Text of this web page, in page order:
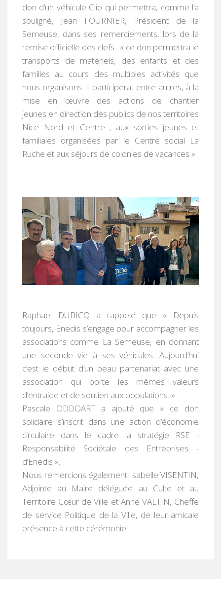
don d’un véhicule Clio qui permettra, comme l’a
souligné, Jean FOURNIER, Président de la
Semeuse, dans ses remerciements, lors de la
remise officielle des clefs : « ce don permettra le
transports de matériels, des enfants et des
familles au cours des multiples activités que
nous organisons. Il participera, entre autres, à la
mise en œuvre des actions de chantier
jeunes en direction des publics de nos territoires
Nice Nord et Centre ; aux sorties jeunes et
familiales organisées par le Centre social La
Ruche et aux séjours de colonies de vacances ».
Raphael DUBICQ a rappelé que « Depuis
toujours, Enedis s’engage pour accompagner les
associations comme La Semeuse, en donnant
une seconde vie à ses véhicules. Aujourd’hui
c’est le début d’un beau partenariat avec une
association qui porte les mêmes valeurs
d’entraide et de soutien aux populations. »
Pascale ODDOART a ajouté que « ce don
solidaire s’inscrit dans une action d’économie
circulaire dans le cadre la stratégie RSE -
Responsabilité Sociétale des Entreprises -
d’Enedis ».
Nous remercions également Isabelle VISENTIN,
Adjointe au Maire déléguée au Culte et au
Territoire Cœur de Ville et Anne VALTIN, Cheffe
de service Politique de la Ville, de leur amicale
présence à cette cérémonie.